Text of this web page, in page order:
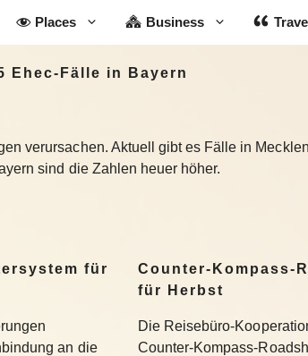
Places Business
Ehec-Fälle in Bayern
verursachen. Aktuell gibt es Fälle in
sind die Zahlen heuer höher.
für
an die
Counter-Kompass-
für Herbst
Die Reisebüro-
Counter-Kompass-